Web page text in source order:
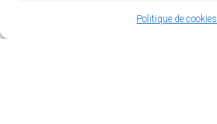
Politique de cookies
Renseignements :